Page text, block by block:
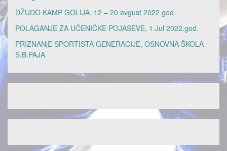
DŽUDO KAMP GOLIJA, 12 – 20 avgust 2022 god.
POLAGANJE ZA UČENIČKE POJASEVE, 1.Jul 2022.god.
PRIZNANjE SPORTISTA GENERACIJE, OSNOVNA ŠKOLA
S.B.PAJA